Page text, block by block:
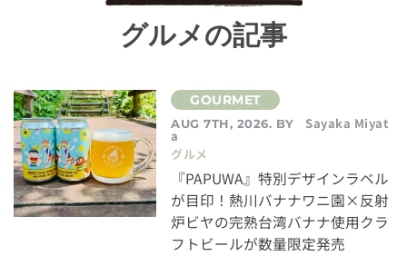
グルメの記事
AUG 7TH, 2026. BY Sayaka Miyat
a
グルメ
『PAPUWA』特別デザインラベル
が目印！熱川バナナワニ園×反射
炉ビヤの完熟台湾バナナ使用クラ
フトビールが数量限定発売